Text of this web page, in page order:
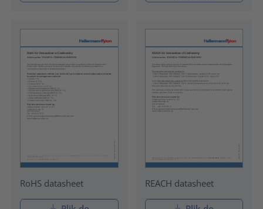
RoHS datasheet REACH datasheet